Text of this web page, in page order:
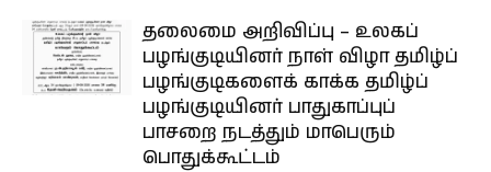
தலைமை அறிவிப்பு – உலகப்
பழங்குடியினர் நாள் விழா தமிழ்ப்
பழங்குடிகளைக் காக்க தமிழ்ப்
பழங்குடியினர் பாதுகாப்புப்
பாசறை நடத்தும் மாபெரும்
பொதுக்கூட்டம்